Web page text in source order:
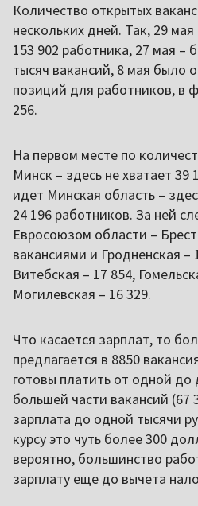
Количество открытых
нескольких дней. Так, 29
153 902 работника, 27 мая –
тысяч вакансий, 8 мая было
позиций для работников, в
256.
На первом месте по
Минск – здесь не хватает 39
идет Минская область –
24 196 работников. За ней
Евросоюзом области –
вакансиями и Гродненская –
Витебская – 17 854,
Могилевская – 16 329.
Что касается зарплат, то
предлагается в 8850
готовы платить от одной до
большей части вакансий (67
зарплата до одной тысячи
курсу это чуть более 300
вероятно, большинство
зарплату еще до вычета